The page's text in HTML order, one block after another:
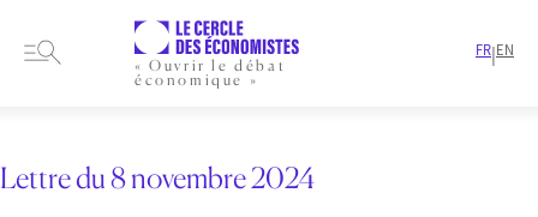
« Ouvrir le débat
économique »
FR|EN
Lettre du 8 novembre 2024